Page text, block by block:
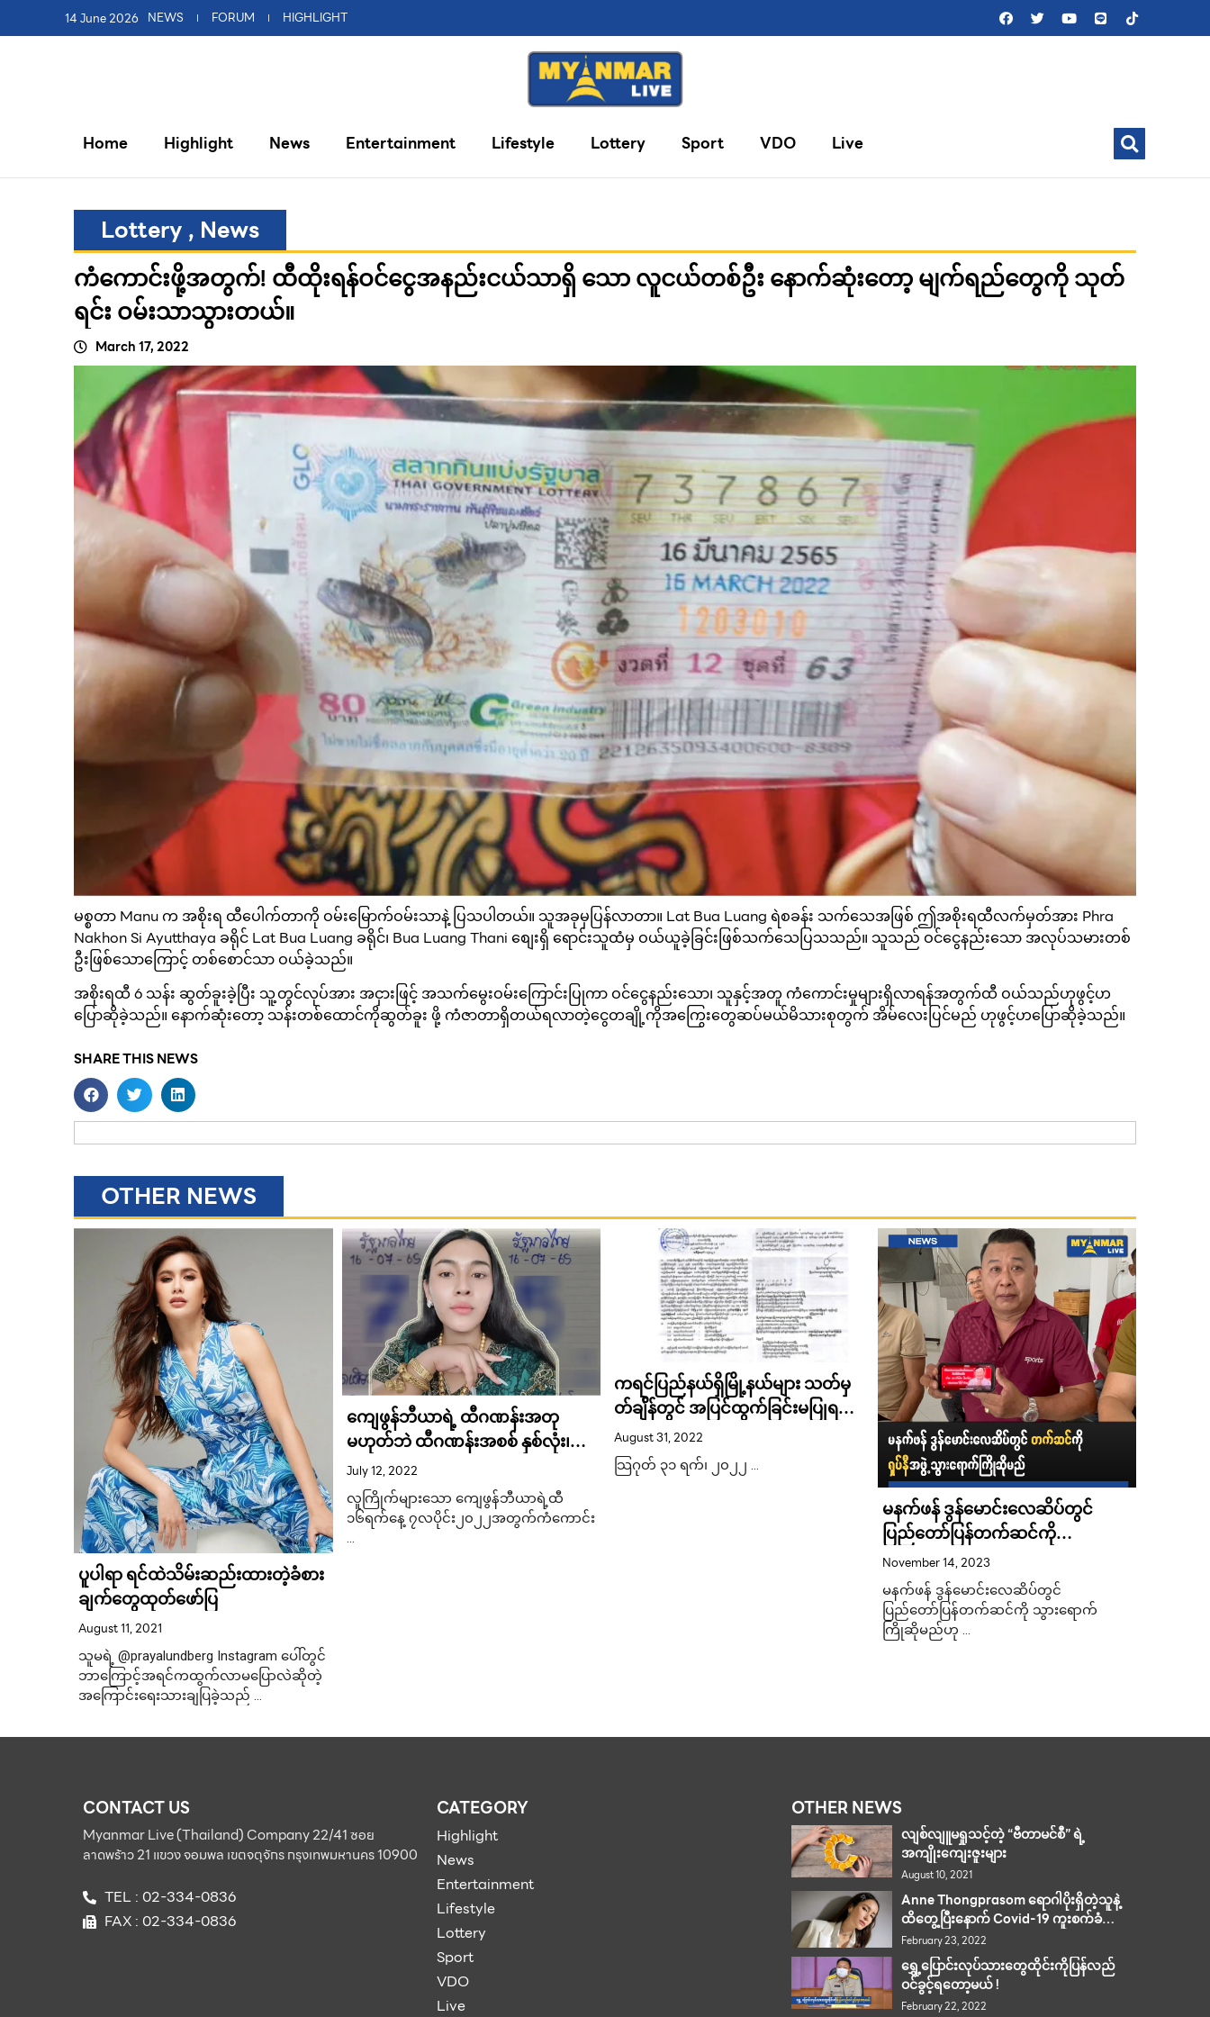
14 June 2026 NEWS FORUM HIGHLIGHT
Home Highlight News Entertainment Lifestyle Lottery Sport VDO Live
Lottery , News
ကံကောင်းဖို့အတွက်! ထီထိုးရန်ဝင်ငွေအနည်းငယ်သာရှိ သော လူငယ်တစ်ဦး နောက်ဆုံးတော့ မျက်ရည်တွေကို သုတ်
ရင်း ဝမ်းသာသွားတယ်။
March 17, 2022
မစ္စတာ Manu က အစိုးရ ထီပေါက်တာကို ဝမ်းမြောက်ဝမ်းသာနဲ့ ပြသပါတယ်။ သူအခုမှပြန်လာတာ။ Lat Bua Luang ရဲစခန်း သက်သေအဖြစ် ဤအစိုးရထီလက်မှတ်အား Phra
Nakhon Si Ayutthaya ခရိုင် Lat Bua Luang ခရိုင်၊ Bua Luang Thani စျေးရှိ ရောင်းသူထံမှ ဝယ်ယူခဲ့ခြင်းဖြစ်သက်သေပြသသည်။ သူသည် ဝင်ငွေနည်းသော အလုပ်သမားတစ်
ဦးဖြစ်သောကြောင့် တစ်စောင်သာ ဝယ်ခဲ့သည်။
အစိုးရထီ 6 သန်း ဆွတ်ခူးခဲ့ပြီး သူ့တွင်လုပ်အား အငှားဖြင့် အသက်မွေးဝမ်းကြောင်းပြုကာ ဝင်ငွေနည်းသော၊ သူနှင့်အတူ ကံကောင်းမှုများရှိလာရန်အတွက်ထီ ဝယ်သည်ဟုဖွင့်ဟ
ပြောဆိုခဲ့သည်။ နောက်ဆုံးတော့ သန်းတစ်ထောင်ကိုဆွတ်ခူး ဖို့ ကံဇာတာရှိတယ်ရလာတဲ့ငွေတချို့ကိုအကြွေးတွေဆပ်မယ်မိသားစုတွက် အိမ်လေးပြင်မည် ဟုဖွင့်ဟပြောဆိုခဲ့သည်။
SHARE THIS NEWS
OTHER NEWS
ပူပါရာ ရင်ထဲသိမ်းဆည်းထားတဲ့ခံစား
ချက်တွေထုတ်ဖော်ပြ
August 11, 2021
သူမရဲ့ @prayalundberg Instagram ပေါ်တွင်
ဘာကြောင့်အရင်ကထွက်လာမပြောလဲဆိုတဲ့
အကြောင်းရေးသားချပြခဲ့သည် …
ကျေဖွန်ဘီယာရဲ့ ထီဂဏန်းအတု
မဟုတ်ဘဲ ထီဂဏန်းအစစ် နှစ်လုံး၊
သုံးလုံးဂဏန်းထွက်ပေါ်လာပါပြီ….
July 12, 2022
လူကြိုက်များသော ကျေဖွန်ဘီယာရဲ့ထီ
၁၆ရက်နေ့ ၇လပိုင်း၂၀၂၂အတွက်ကံကောင်း
…
ကရင်ပြည်နယ်ရှိမြို့နယ်များ သတ်မှ
တ်ချ်ိန်တွင် အပြင်ထွက်ခြင်းမပြုရဟု
ကော့ကရိတ်ထွေအုပ်ထုတ်ပြန်
August 31, 2022
သြဂုတ် ၃၁ ရက်၊ ၂၀၂၂ …
မနက်ဖန် ဒွန်မောင်းလေဆိပ်တွင်
ပြည်တော်ပြန်တက်ဆင်ကို
သွားရောက်ကြိုဆိုမည်ဟု ရှပ်နီအဖွဲ့
ဆို
November 14, 2023
မနက်ဖန် ဒွန်မောင်းလေဆိပ်တွင်
ပြည်တော်ပြန်တက်ဆင်ကို သွားရောက်
ကြိုဆိုမည်ဟု …
CONTACT US
Myanmar Live (Thailand) Company 22/41 ซอย
ลาดพร้าว 21 แขวง จอมพล เขตจตุจักร กรุงเทพมหานคร 10900
TEL : 02-334-0836
FAX : 02-334-0836
CATEGORY
Highlight
News
Entertainment
Lifestyle
Lottery
Sport
VDO
Live
OTHER NEWS
လျစ်လျူမရှုသင့်တဲ့ “ဗီတာမင်စီ” ရဲ့
အကျိုးကျေးဇူးများ
August 10, 2021
Anne Thongprasom ရောဂါပိုးရှိတဲ့သူနဲ့
ထိတွေ့ပြီးနောက် Covid-19 ကူးစက်ခံထား
ရ
February 23, 2022
ရွှေ့ပြောင်းလုပ်သားတွေထိုင်းကိုပြန်လည်
ဝင်ခွင့်ရတော့မယ် !
February 22, 2022